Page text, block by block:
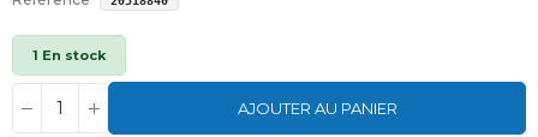
1 En stock
AJOUTER AU PANIER